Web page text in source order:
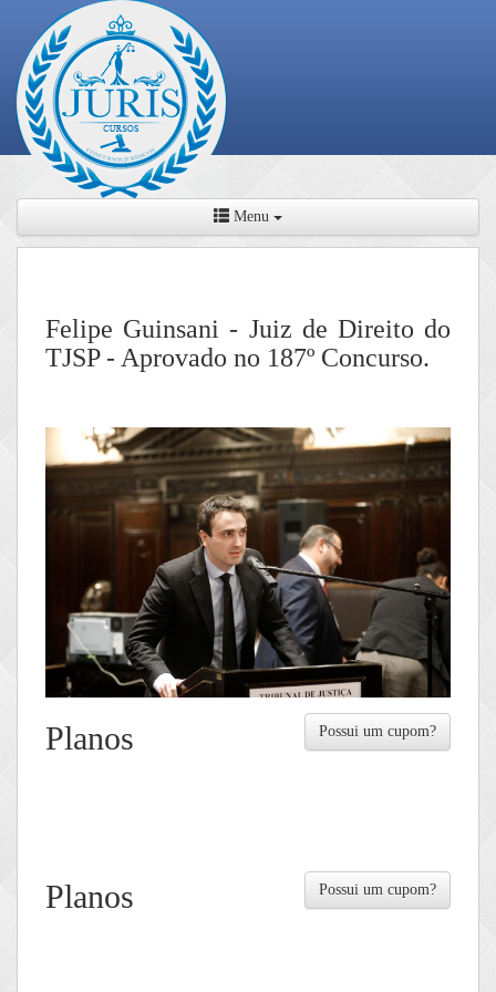
Menu
Felipe Guinsani - Juiz de Direito do
TJSP - Aprovado no 187º Concurso.
Planos Possui um cupom?
Planos Possui um cupom?